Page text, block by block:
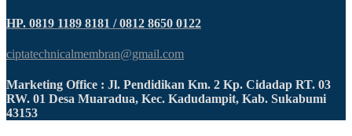
HP. 0819 1189 8181 / 0812 8650 0122
ciptatechnicalmembran@gmail.com
Marketing Office : Jl. Pendidikan Km. 2 Kp. Cidadap RT. 03
RW. 01 Desa Muaradua, Kec. Kadudampit, Kab. Sukabumi
43153